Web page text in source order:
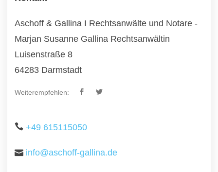
Aschoff & Gallina I Rechtsanwälte und Notare -
Marjan Susanne Gallina Rechtsanwältin
Luisenstraße 8
64283 Darmstadt
Weiterempfehlen:
+49 615115050
info@aschoff-gallina.de